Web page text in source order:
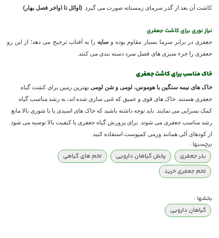
کاشت آن بعد از گذر سرمای زمستانه صورت می گیرد.(اوائل تا اواخر فصل بهار)
نیاز نوری برای کاشت جعفری
جعفری در برابر سرما بسیار مقاوم بوده و سایه را به آفتاب ترجیح می دهد؛ از این رو
جعفری را جزء سبزی های فصل سرد دسته بندی می کنند.
خاک مناسب برای کاشت جعفری
خاک های نیمه سنگین با هوموس، لومی و شن لومیبهترین زمین برای کشت گیاه
جعفری هستند. خاک های قوی و عمیق که غنی سازی شده اند، به رشد مناسب گیاه
کمک بسزایی می نمایند. باید توجه داشته باشید که خاک های اسیدی یا با شوری بالا مانع
رشد مناسب جعفری می شوند. برای پرورش گیاه جعفری با کیفیت بالا توصیه می شود
از کودهای آلی همانند ورمی کمپوست استفاده کنید.
برچسبها :
بذر جعفری
پخش گیاهان دارویی
تخم های گیاهی
تخم جعفری خرید
بخشها :
گیاهان دارویی